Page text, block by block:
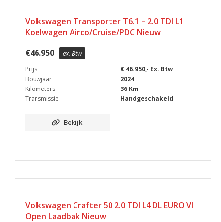
Volkswagen Transporter T6.1 – 2.0 TDI L1
Koelwagen Airco/Cruise/PDC Nieuw
€46.950 ex. Btw
Prijs
€ 46.950,- Ex. Btw
Bouwjaar
2024
Kilometers
36 Km
Transmissie
Handgeschakeld
Bekijk
Volkswagen Crafter 50 2.0 TDI L4 DL EURO VI
Open Laadbak Nieuw